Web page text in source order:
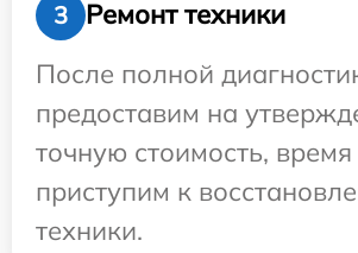
3
Ремонт техники
После полной
предоставим на
точную стоимость,
приступим к
техники.